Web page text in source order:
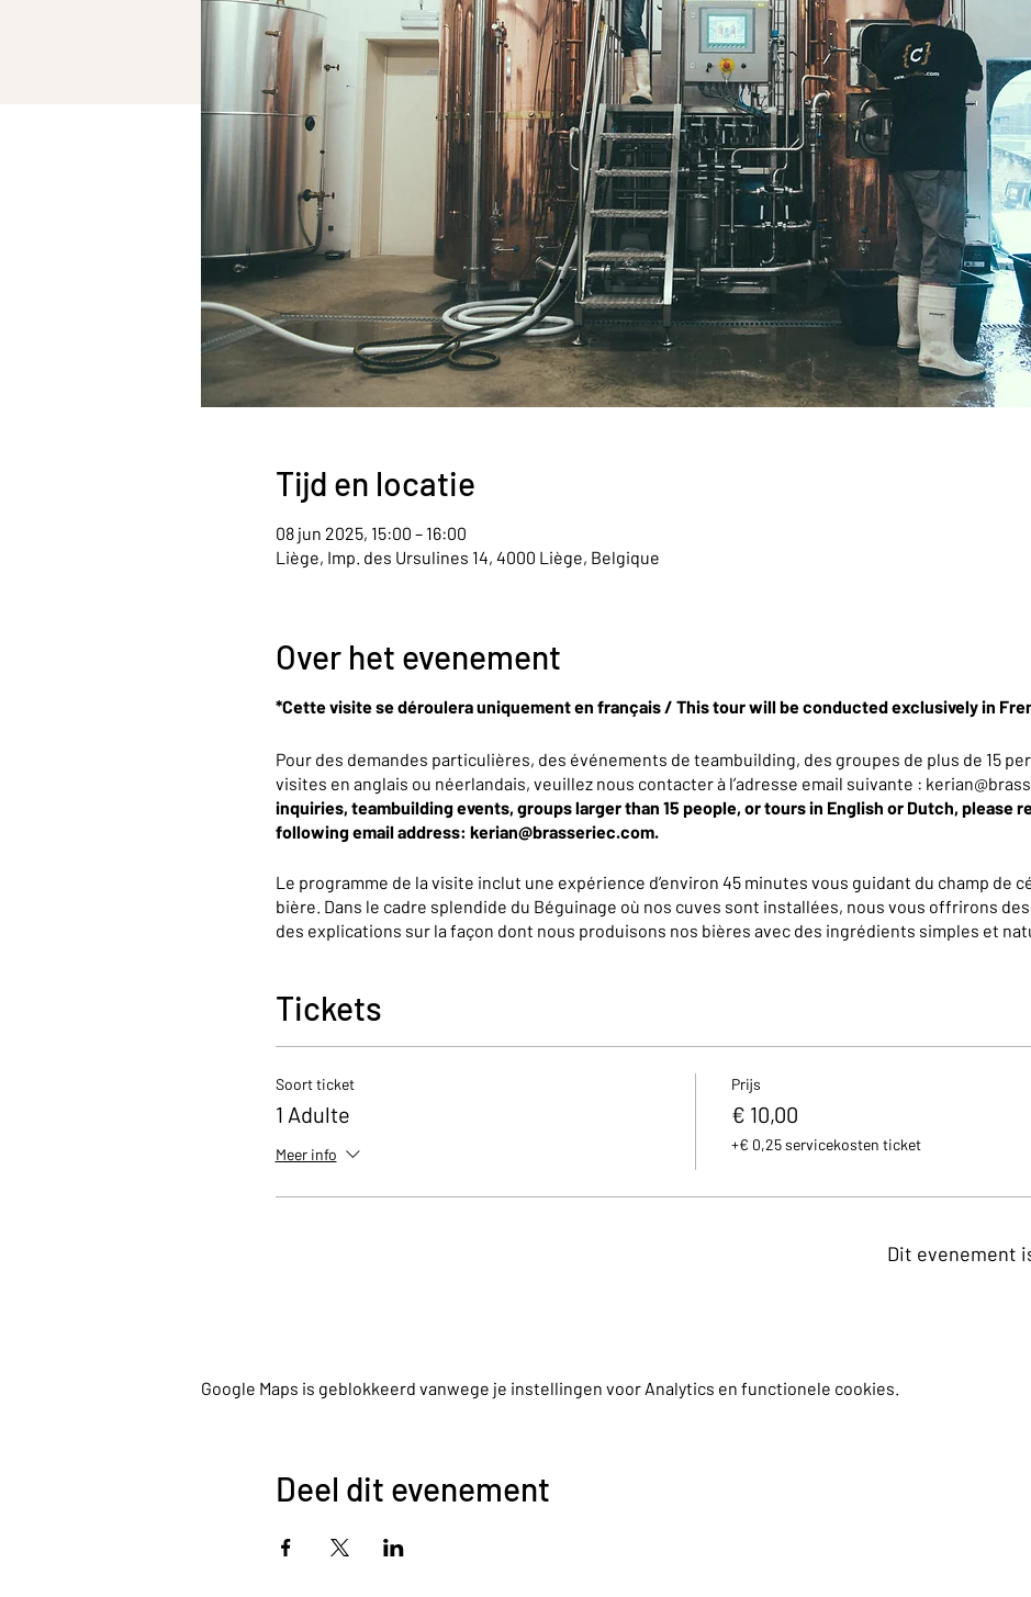
Tijd en locatie
08 jun 2025, 15:00 – 16:00
Liège, Imp. des Ursulines 14, 4000 Liège, Belgique
Over het evenement
*Cette visite se déroulera uniquement en français / This tour will be conducted exclusively in
Pour des demandes particulières, des événements de teambuilding, des groupes de plus de 15
visites en anglais ou néerlandais, veuillez nous contacter à l’adresse email suivante :
inquiries, teambuilding events, groups larger than 15 people, or tours in English or Dutch, please
following email address: kerian@brasseriec.com.
Le programme de la visite inclut une expérience d’environ 45 minutes vous guidant du champ de
bière. Dans le cadre splendide du Béguinage où nos cuves sont installées, nous vous offrirons
des explications sur la façon dont nous produisons nos bières avec des ingrédients simples et
boutique.
Tickets
Soort ticket
1 Adulte
Meer info
Prijs
€ 10,00
+€ 0,25 servicekosten ticket
Dit evenement
Google Maps is geblokkeerd vanwege je instellingen voor Analytics en functionele cookies.
Deel dit evenement